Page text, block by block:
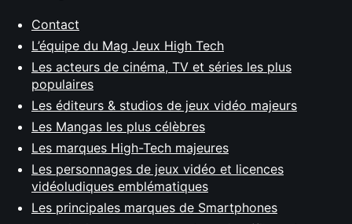
Contact
L’équipe du Mag Jeux High Tech
Les acteurs de cinéma, TV et séries les plus
populaires
Les éditeurs & studios de jeux vidéo majeurs
Les Mangas les plus célèbres
Les marques High-Tech majeures
Les personnages de jeux vidéo et licences
vidéoludiques emblématiques
Les principales marques de Smartphones